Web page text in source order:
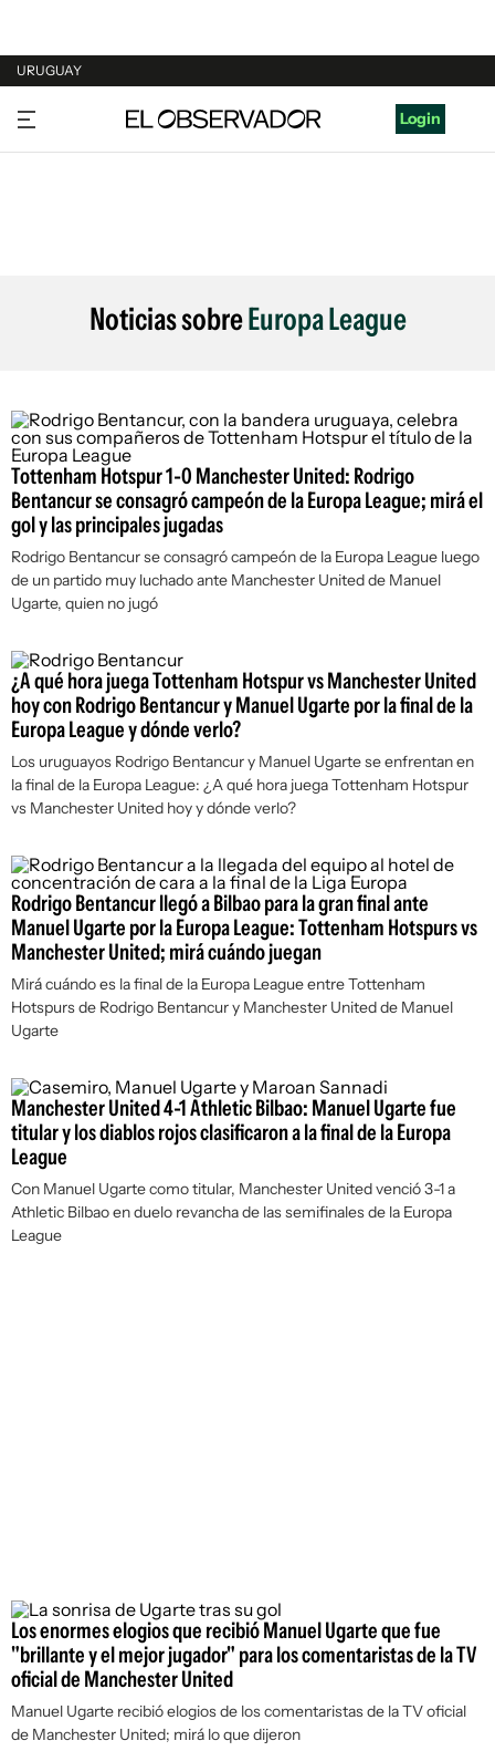
URUGUAY
URUGUAY
ARGENTINA
Login
Noticias sobreEuropa League
Tottenham Hotspur 1-0 Manchester United: Rodrigo
Bentancur se consagró campeón de la Europa League; mirá el
gol y las principales jugadas
Rodrigo Bentancur se consagró campeón de la Europa League luego
de un partido muy luchado ante Manchester United de Manuel
Ugarte, quien no jugó
¿A qué hora juega Tottenham Hotspur vs Manchester United
hoy con Rodrigo Bentancur y Manuel Ugarte por la final de la
Europa League y dónde verlo?
Los uruguayos Rodrigo Bentancur y Manuel Ugarte se enfrentan en
la final de la Europa League: ¿A qué hora juega Tottenham Hotspur
vs Manchester United hoy y dónde verlo?
Rodrigo Bentancur llegó a Bilbao para la gran final ante
Manuel Ugarte por la Europa League: Tottenham Hotspurs vs
Manchester United; mirá cuándo juegan
Mirá cuándo es la final de la Europa League entre Tottenham
Hotspurs de Rodrigo Bentancur y Manchester United de Manuel
Ugarte
Manchester United 4-1 Athletic Bilbao: Manuel Ugarte fue
titular y los diablos rojos clasificaron a la final de la Europa
League
Con Manuel Ugarte como titular, Manchester United venció 3-1 a
Athletic Bilbao en duelo revancha de las semifinales de la Europa
League
Los enormes elogios que recibió Manuel Ugarte que fue
"brillante y el mejor jugador" para los comentaristas de la TV
oficial de Manchester United
Manuel Ugarte recibió elogios de los comentaristas de la TV oficial
de Manchester United; mirá lo que dijeron